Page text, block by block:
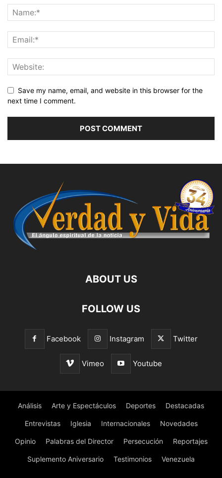
Save my name, email, and website in this browser for the
next time I comment.
ABOUT US
FOLLOW US
Facebook Instagram Twitter
Vimeo Youtube
Análisis Arte y Espectáculos Deportes Destacadas
Entrevistas Iglesia Internacionales Novedades
Opinio Palabras del Director Persecución Reportajes
Suplemento Aniversario Testimonios Venezuela